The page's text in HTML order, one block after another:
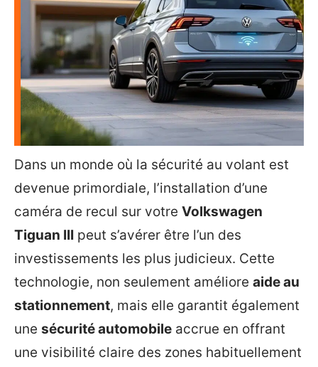
Dans un monde où la sécurité au volant est
devenue primordiale, l’installation d’une
caméra de recul sur votre Volkswagen
Tiguan III peut s’avérer être l’un des
investissements les plus judicieux. Cette
technologie, non seulement améliore aide au
stationnement, mais elle garantit également
une sécurité automobile accrue en offrant
une visibilité claire des zones habituellement